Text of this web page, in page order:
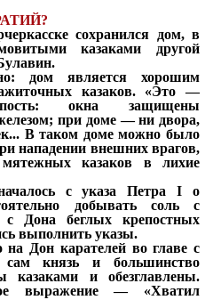
сохранился дом, в
казаками другой
дом является хорошим
казаков. «Это —
окна защищены
при доме — ни двора,
В таком доме можно было
нападении внешних врагов,
мятежных казаков в лихие
с указа Петра I о
добывать соль с
Дона беглых крепостных
выполнить указы.
на Дон карателей во главе с
самкнязь и большинство
и обезглавлены.
выражение — «Хватил